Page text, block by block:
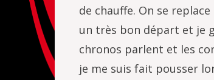
de chauffe. On se
un très bon départ et je
chronos parlent et les
je me suis fait pousser